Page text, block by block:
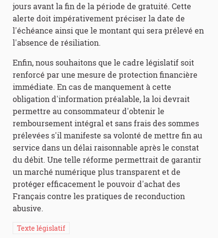
jours avant la fin de la période de gratuité. Cette
alerte doit impérativement préciser la date de
l'échéance ainsi que le montant qui sera prélevé en
l'absence de résiliation.
Enfin, nous souhaitons que le cadre législatif soit
renforcé par une mesure de protection financière
immédiate. En cas de manquement à cette
obligation d'information préalable, la loi devrait
permettre au consommateur d'obtenir le
remboursement intégral et sans frais des sommes
prélevées s'il manifeste sa volonté de mettre fin au
service dans un délai raisonnable après le constat
du débit. Une telle réforme permettrait de garantir
un marché numérique plus transparent et de
protéger efficacement le pouvoir d'achat des
Français contre les pratiques de reconduction
abusive.
Texte législatif